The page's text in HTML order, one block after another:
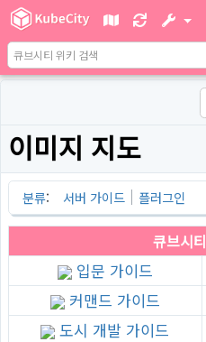
이미지 지도
분류: 서버 가이드 플러그인
큐브시티
입문 가이드
커맨드 가이드
도시 개발 가이드